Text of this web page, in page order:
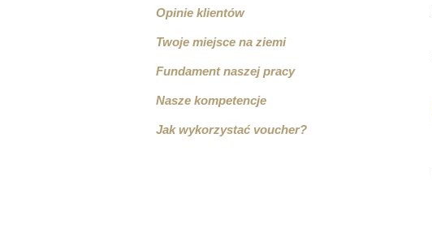
Opinie klientów
Twoje miejsce na ziemi
Fundament naszej pracy
Nasze kompetencje
Jak wykorzystać voucher?